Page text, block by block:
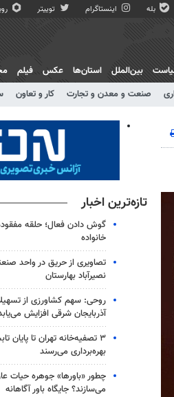
بله اینستاگرام توییتر
صنعت و معدن و تجارت کار و تعاون
بین‌الملل استان‌ها عکس فیلم
تازه‌ترین اخبار
گوش دادن فعال؛ حلقه مفقوده
خانواده
تصاویری از حریق در واحد
نصیرآباد بهارستان
آذربایجان شرقی افزایش
۳ ﺗﺼﻔﻴﻪ‌ﺧﺎﻧﻪ‌ تهران تا پایان
بهره‌برداری می‌رسند
چطور «باورها» جوهره حیات
می‌سازند؟ جایگاه باور آگاهانه